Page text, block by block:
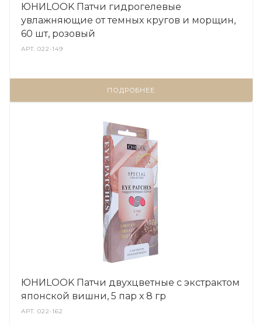
ЮНИLOOK Патчи гидрогелевые
увлажняющие от темных кругов и морщин,
60 шт, розовый
АРТ.022-149
ПОДРОБНЕЕ
ЮНИLOOK Патчи двухцветные с экстрактом
японской вишни, 5 пар х 8 гр
АРТ.022-162